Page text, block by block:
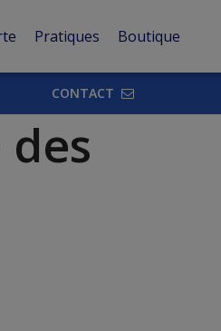
Pratiques Boutique
CONTACT
des